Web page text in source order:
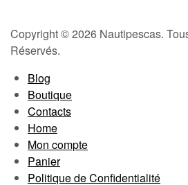
Copyright © 2026 Nautipescas.
Réservés.
Blog
Boutique
Contacts
Home
Mon compte
Panier
Politique de Confidentialité